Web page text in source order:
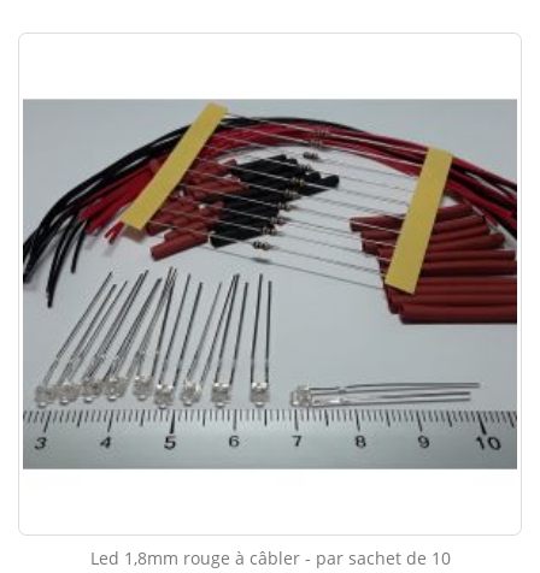
Led 1,8mm rouge à câbler - par sachet de 10